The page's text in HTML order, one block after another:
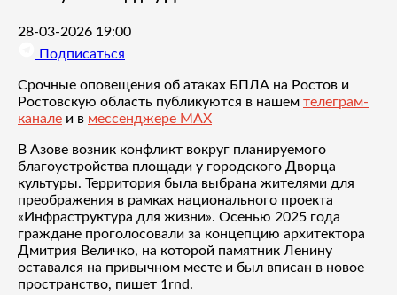
28-03-2026 19:00
Подписаться
Срочные оповещения об атаках БПЛА на Ростов и
Ростовскую область публикуются в нашем телеграм-
канале и в мессенджере MAX
В Азове возник конфликт вокруг планируемого
благоустройства площади у городского Дворца
культуры. Территория была выбрана жителями для
преображения в рамках национального проекта
«Инфраструктура для жизни». Осенью 2025 года
граждане проголосовали за концепцию архитектора
Дмитрия Величко, на которой памятник Ленину
оставался на привычном месте и был вписан в новое
пространство, пишет 1rnd.